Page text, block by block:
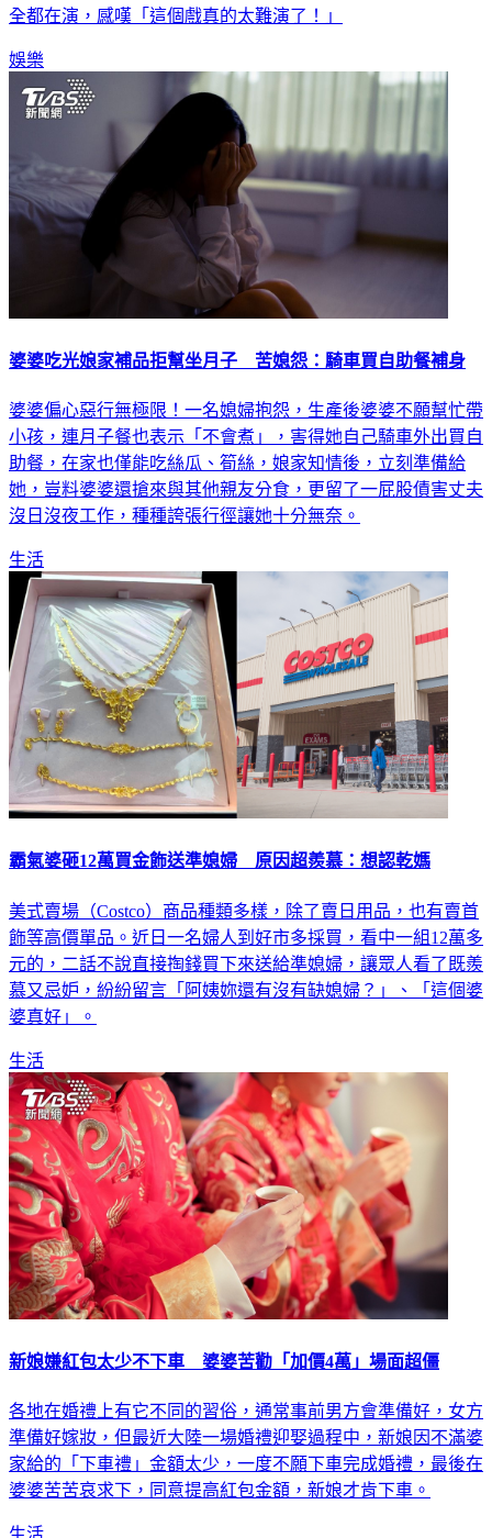
全都在演，感嘆「這個戲真的太難演了！」
娛樂
婆婆吃光娘家補品拒幫坐月子 苦媳怨：騎車買自助餐補身
婆婆偏心惡行無極限！一名媳婦抱怨，生產後婆婆不願幫忙帶
小孩，連月子餐也表示「不會煮」，害得她自己騎車外出買自
助餐，在家也僅能吃絲瓜、筍絲，娘家知情後，立刻準備給
她，豈料婆婆還搶來與其他親友分食，更留了一屁股債害丈夫
沒日沒夜工作，種種誇張行徑讓她十分無奈。
生活
霸氣婆砸12萬買金飾送準媳婦 原因超羨慕：想認乾媽
美式賣場（Costco）商品種類多樣，除了賣日用品，也有賣首
飾等高價單品。近日一名婦人到好市多採買，看中一組12萬多
元的，二話不說直接掏錢買下來送給準媳婦，讓眾人看了既羨
慕又忌妒，紛紛留言「阿姨妳還有沒有缺媳婦？」、「這個婆
婆真好」。
生活
新娘嫌紅包太少不下車 婆婆苦勸「加價4萬」場面超僵
各地在婚禮上有它不同的習俗，通常事前男方會準備好，女方
準備好嫁妝，但最近大陸一場婚禮迎娶過程中，新娘因不滿婆
家給的「下車禮」金額太少，一度不願下車完成婚禮，最後在
婆婆苦苦哀求下，同意提高紅包金額，新娘才肯下車。